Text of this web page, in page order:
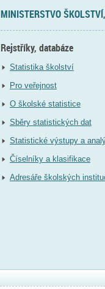
MINISTERSTVO
Rejstříky, databáze
Statistika školství
Pro veřejnost
O školské statistice
Sběry statistických dat
Statistické výstupy a
Číselníky a klasifikace
Adresáře školských